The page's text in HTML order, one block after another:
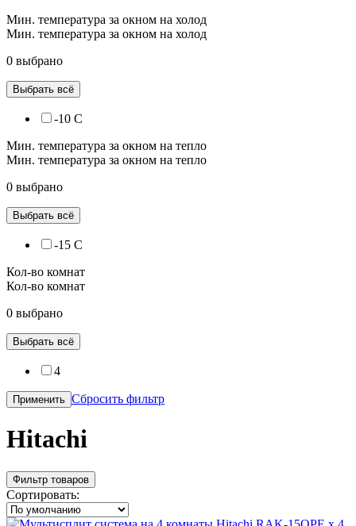
Мин. температура за окном на холод
Мин. температура за окном на холод
0 выбрано
Выбрать всё
-10 С
Мин. температура за окном на тепло
Мин. температура за окном на тепло
0 выбрано
Выбрать всё
-15 С
Кол-во комнат
Кол-во комнат
0 выбрано
Выбрать всё
4
Применить Сбросить фильтр
Hitachi
Фильтр товаров
Сортировать: